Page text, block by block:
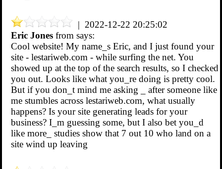
| 2022-12-22 20:25:02
Eric Jones from says:
Cool website! My name_s Eric, and I just found your
site - lestariweb.com - while surfing the net. You
showed up at the top of the search results, so I checked
you out. Looks like what you_re doing is pretty cool.
But if you don_t mind me asking _ after someone like
me stumbles across lestariweb.com, what usually
happens? Is your site generating leads for your
business? I_m guessing some, but I also bet you_d
like more_ studies show that 7 out 10 who land on a
site wind up leaving